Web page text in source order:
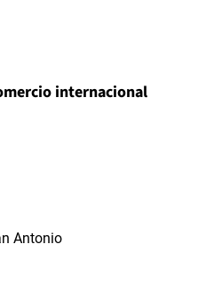
internacional